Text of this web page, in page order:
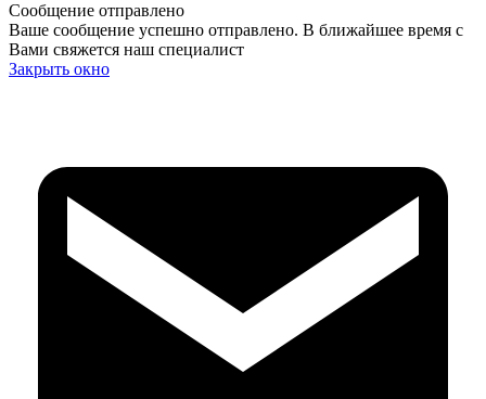
Сообщение отправлено
Ваше сообщение успешно отправлено. В ближайшее время с
Вами свяжется наш специалист
Закрыть окно